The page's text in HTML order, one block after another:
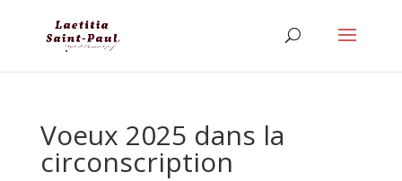
Voeux 2025 dans la
circonscription